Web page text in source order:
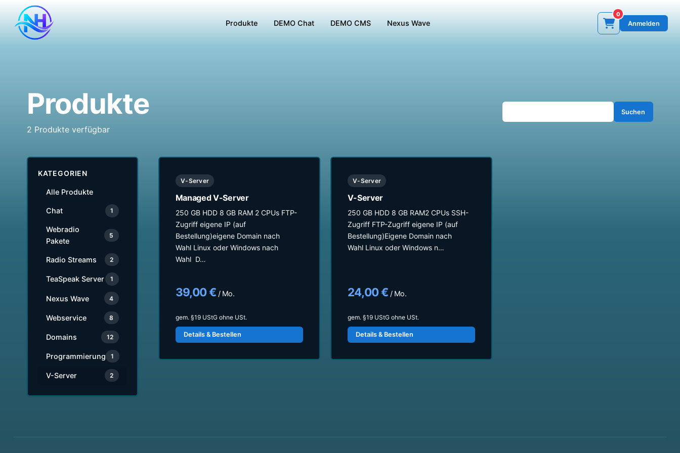
Produkte DEMO Chat DEMO CMS Nexus Wave
0
Anmelden
Produkte
2 Produkte verfügbar
Suchen
KATEGORIEN
Alle Produkte
Chat 1
Webradio
Pakete
5
Radio Streams 2
TeaSpeak Server 1
Nexus Wave 4
Webservice 8
Domains 12
Programmierung 1
V-Server 2
V-Server
Managed V-Server
250 GB HDD 8 GB RAM 2 CPUs FTP-
Zugriff eigene IP (auf
Bestellung)eigene Domain nach
Wahl Linux oder Windows nach
Wahl D…
39,00 € / Mo.
gem. §19 UStG ohne USt.
Details & Bestellen
V-Server
V-Server
250 GB HDD 8 GB RAM2 CPUs SSH-
Zugriff FTP-Zugriff eigene IP (auf
Bestellung)Eigene Domain nach
Wahl Linux oder Windows n…
24,00 € / Mo.
gem. §19 UStG ohne USt.
Details & Bestellen